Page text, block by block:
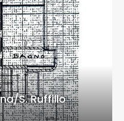
S. Ruffillo